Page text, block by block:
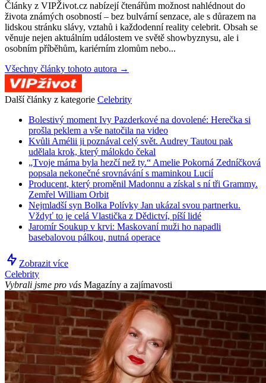
Články z VIPŽivot.cz nabízejí čtenářům možnost nahlédnout do
života známých osobností – bez bulvární senzace, ale s důrazem na
lidskou stránku slávy, vztahů i každodenní reality celebrit. Obsah se
věnuje nejen aktuálním událostem ve světě showbyznysu, ale i
osobním příběhům, kariérním zlomům nebo...
Všechny články tohoto autora →
Další články z kategorie Celebrity
Bolestivý moment Ivy Pazderkové na dovolené: Herečka si
prošla peklem a vše natočila na video
Kvůli Amélii ji poznával celý svět. Audrey Tautou pak
udělala krok, který málokdo čekal
„Tvoje máma byla hezčí než ty.“ Amelie Pokorná Zedníčková
popsala nekonečné srovnávání s maminkou Lucií
Producent, který proměnil Madonnu a získal s ní tři Grammy.
Zemřel William Orbit
Nejmladší syn Bolka Polívky Jan ukázal svou partnerku.
Vždyť to je celá Vlastička z Dědictví, píší lidé
Jaromír Soukup v krvi: Maskovaní muži ho napadli
basebalovou pálkou, nutná operace
Zobrazit více
Celebrity
Vybrali jsme pro vás Magazíny a zajímavosti